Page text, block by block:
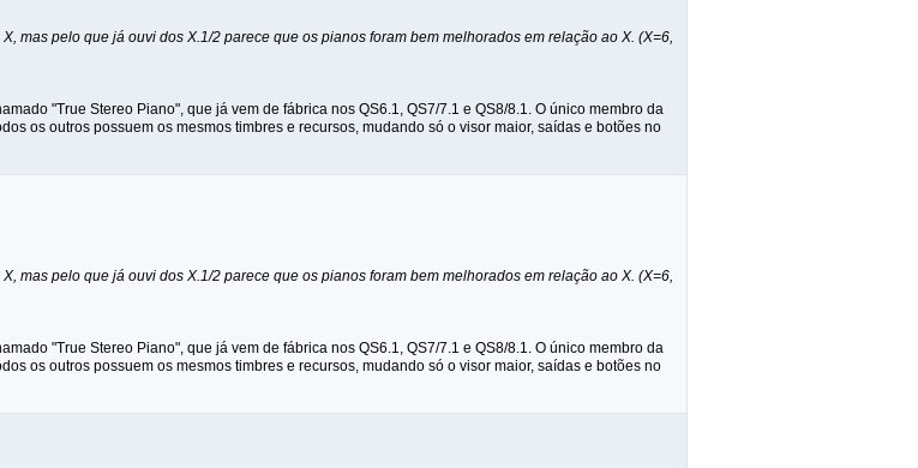
mas pelo que já ouvi dos X.1/2 parece que os pianos foram bem melhorados em relação ao X. (X=6,
"True Stereo Piano", que já vem de fábrica nos QS6.1, QS7/7.1 e QS8/8.1. O único membro da
os outros possuem os mesmos timbres e recursos, mudando só o visor maior, saídas e botões no
mas pelo que já ouvi dos X.1/2 parece que os pianos foram bem melhorados em relação ao X. (X=6,
"True Stereo Piano", que já vem de fábrica nos QS6.1, QS7/7.1 e QS8/8.1. O único membro da
os outros possuem os mesmos timbres e recursos, mudando só o visor maior, saídas e botões no